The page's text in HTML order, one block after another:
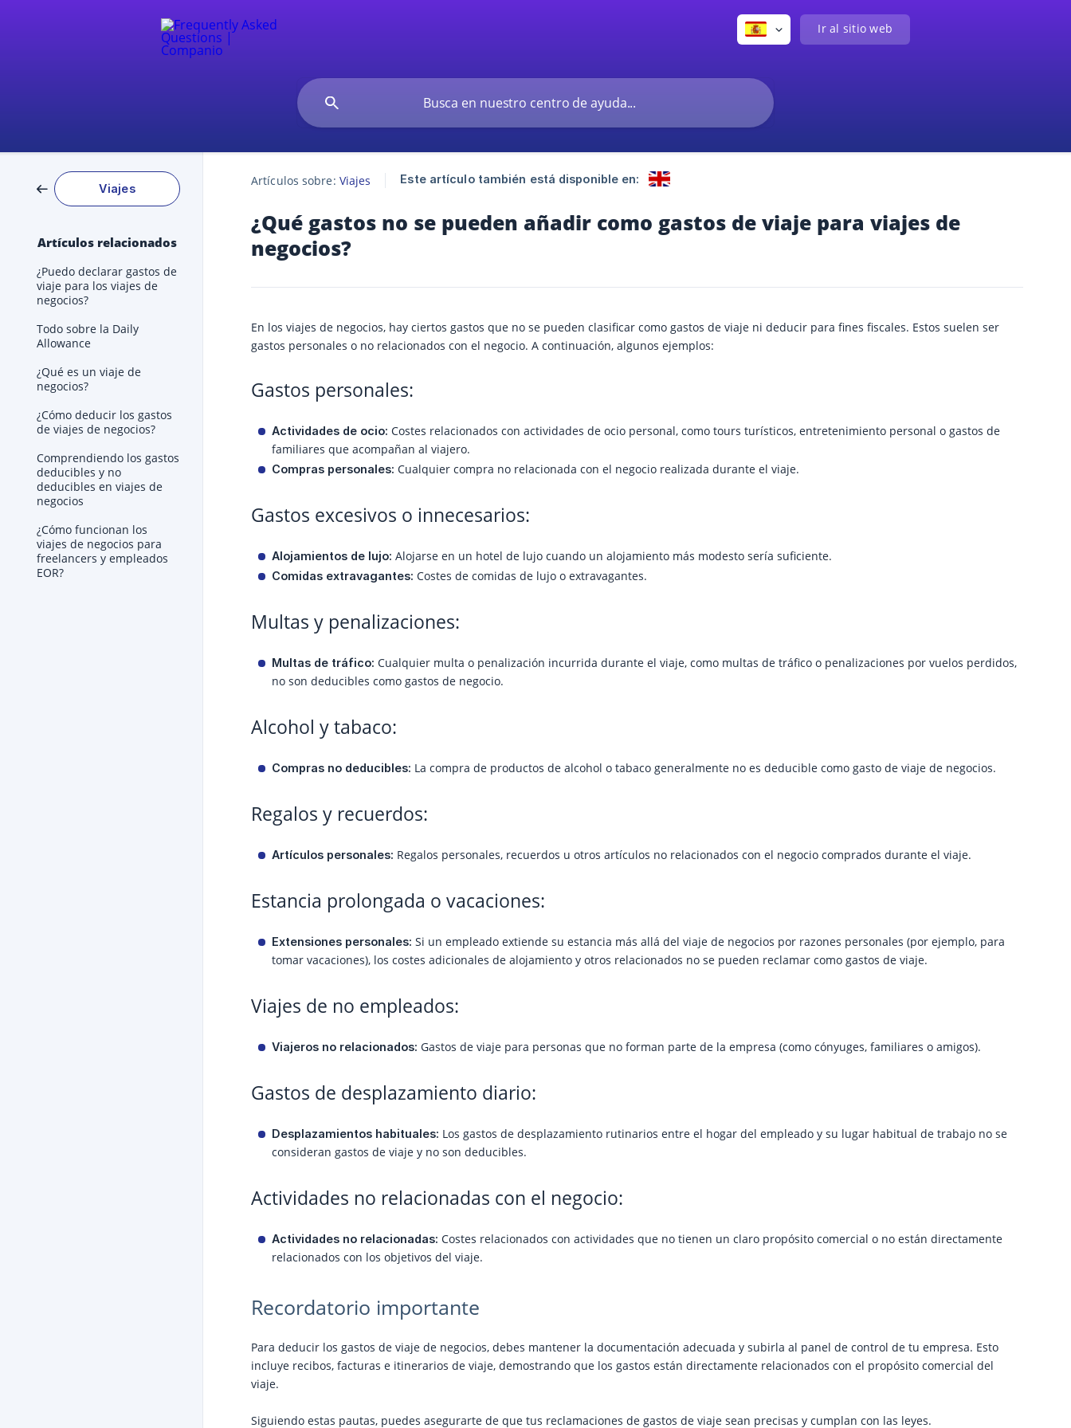
Ir al sitio web
Viajes
Artículos relacionados
¿Puedo declarar gastos de
viaje para los viajes de
negocios?
Todo sobre la Daily
Allowance
¿Qué es un viaje de
negocios?
¿Cómo deducir los gastos
de viajes de negocios?
Comprendiendo los gastos
deducibles y no
deducibles en viajes de
negocios
¿Cómo funcionan los
viajes de negocios para
freelancers y empleados
EOR?
Artículos sobre: Viajes Este artículo también está disponible en:
¿Qué gastos no se pueden añadir como gastos de viaje para viajes de
negocios?
En los viajes de negocios, hay ciertos gastos que no se pueden clasificar como gastos de viaje ni deducir para fines fiscales. Estos suelen ser
gastos personales o no relacionados con el negocio. A continuación, algunos ejemplos:
Gastos personales:
Actividades de ocio: Costes relacionados con actividades de ocio personal, como tours turísticos, entretenimiento personal o gastos de
familiares que acompañan al viajero.
Compras personales: Cualquier compra no relacionada con el negocio realizada durante el viaje.
Gastos excesivos o innecesarios:
Alojamientos de lujo: Alojarse en un hotel de lujo cuando un alojamiento más modesto sería suficiente.
Comidas extravagantes: Costes de comidas de lujo o extravagantes.
Multas y penalizaciones:
Multas de tráfico: Cualquier multa o penalización incurrida durante el viaje, como multas de tráfico o penalizaciones por vuelos perdidos,
no son deducibles como gastos de negocio.
Alcohol y tabaco:
Compras no deducibles: La compra de productos de alcohol o tabaco generalmente no es deducible como gasto de viaje de negocios.
Regalos y recuerdos:
Artículos personales: Regalos personales, recuerdos u otros artículos no relacionados con el negocio comprados durante el viaje.
Estancia prolongada o vacaciones:
Extensiones personales: Si un empleado extiende su estancia más allá del viaje de negocios por razones personales (por ejemplo, para
tomar vacaciones), los costes adicionales de alojamiento y otros relacionados no se pueden reclamar como gastos de viaje.
Viajes de no empleados:
Viajeros no relacionados: Gastos de viaje para personas que no forman parte de la empresa (como cónyuges, familiares o amigos).
Gastos de desplazamiento diario:
Desplazamientos habituales: Los gastos de desplazamiento rutinarios entre el hogar del empleado y su lugar habitual de trabajo no se
consideran gastos de viaje y no son deducibles.
Actividades no relacionadas con el negocio:
Actividades no relacionadas: Costes relacionados con actividades que no tienen un claro propósito comercial o no están directamente
relacionados con los objetivos del viaje.
Recordatorio importante
Para deducir los gastos de viaje de negocios, debes mantener la documentación adecuada y subirla al panel de control de tu empresa. Esto
incluye recibos, facturas e itinerarios de viaje, demostrando que los gastos están directamente relacionados con el propósito comercial del
viaje.
Siguiendo estas pautas, puedes asegurarte de que tus reclamaciones de gastos de viaje sean precisas y cumplan con las leyes.